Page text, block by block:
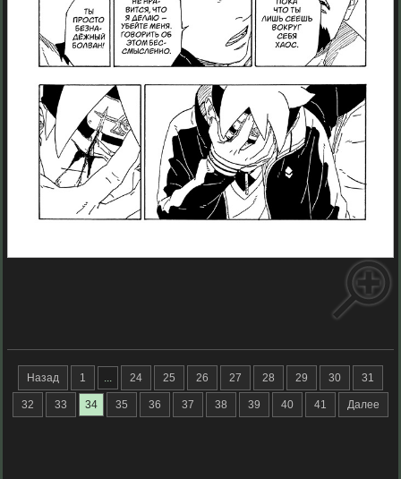
Назад 1 24 25 26 27 28 29 30 31
32 33 34 35 36 37 38 39 40 41 Далее